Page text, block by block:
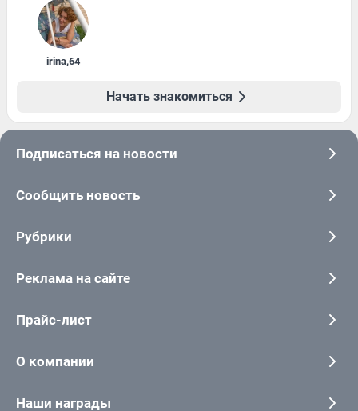
irina,64
Начать знакомиться
Подписаться на новости
Сообщить новость
Рубрики
Реклама на сайте
Прайс-лист
О компании
Наши награды